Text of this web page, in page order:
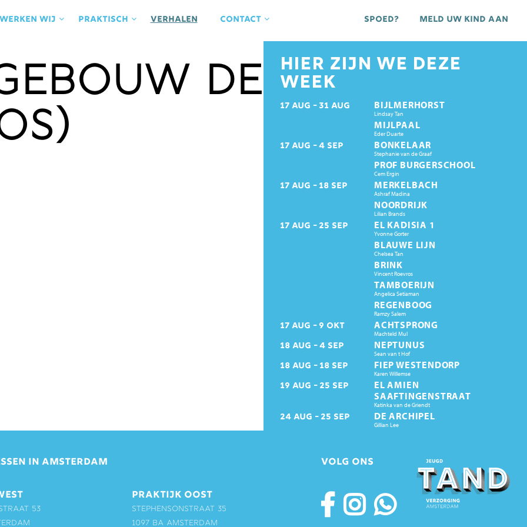
wij praktisch Verhalen contact Meld uw kind aan
Spoed?
de HIER ZIJN WE DEZE
WEEK
17 AUG 31 AUG BIJLMERHORST
Lindsay Tan
MIJLPAAL
Eder Duarte
17 AUG 4 SEP BONKELAAR
Stephanie van de Graaf
PROF BURGERSCHOOL
Cem Ergin
17 AUG 18 SEP MERKELBACH
Ashraf Madina
NOORDRIJK
Lilian Brands
17 AUG 25 SEP EL KADISIA 1
Yvonne Gorter
BLAUWE LIJN
Chelsea Tan
BRINK
Vincent Roevros
TAMBOERIJN
Angelica Setiaman
REGENBOOG
Ramzy Salem
17 AUG 9 OKT ACHTSPRONG
Machteld Mul
18 AUG 4 SEP NEPTUNUS
Sean van t Hof
18 AUG 18 SEP FIEP WESTENDORP
Karen Willemse
19 AUG 25 SEP
EL AMIEN
SAAFTINGENSTRAAT
Katinka van de Griendt
24 AUG 25 SEP DE ARCHIPEL
Gillian Lee
IN AMSTERDAM
53
PRAKTIJK OOST
Stephensonstraat 35
1097 BA Amsterdam
VOLG ONS